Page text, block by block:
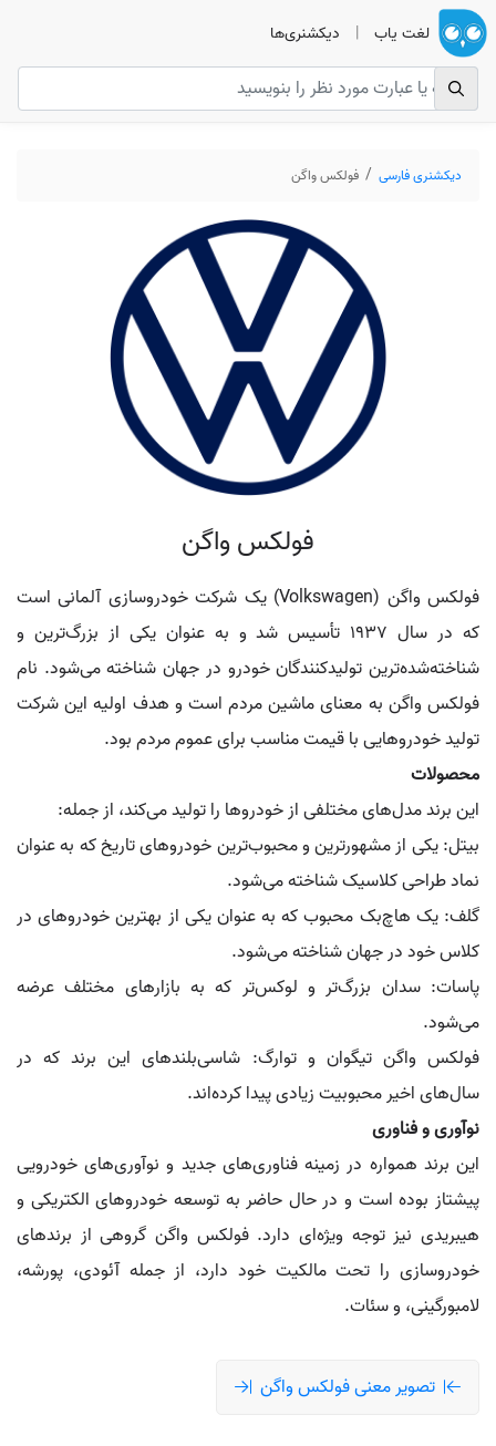
لغت یاب | دیکشنری‌ها
دیکشنری فارسی فولکس واگن
فولکس واگن
فولکس واگن (Volkswagen) یک شرکت خودروسازی آلمانی است
که در سال 1937 تأسیس شد و به عنوان یکی از بزرگ‌ترین و
شناخته‌شده‌ترین تولیدکنندگان خودرو در جهان شناخته می‌شود. نام
فولکس واگن به معنای ماشین مردم است و هدف اولیه این شرکت
تولید خودروهایی با قیمت مناسب برای عموم مردم بود.
محصولات
این برند مدل‌های مختلفی از خودروها را تولید می‌کند، از جمله:
بیتل: یکی از مشهورترین و محبوب‌ترین خودروهای تاریخ که به عنوان
نماد طراحی کلاسیک شناخته می‌شود.
گلف: یک هاچ‌بک محبوب که به عنوان یکی از بهترین خودروهای در
کلاس خود در جهان شناخته می‌شود.
پاسات: سدان بزرگ‌تر و لوکس‌تر که به بازارهای مختلف عرضه
می‌شود.
فولکس واگن تیگوان و توارگ: شاسی‌بلندهای این برند که در
سال‌های اخیر محبوبیت زیادی پیدا کرده‌اند.
نوآوری و فناوری
این برند همواره در زمینه فناوری‌های جدید و نوآوری‌های خودرویی
پیشتاز بوده است و در حال حاضر به توسعه خودروهای الکتریکی و
هیبریدی نیز توجه ویژه‌ای دارد. فولکس واگن گروهی از برندهای
خودروسازی را تحت مالکیت خود دارد، از جمله آئودی، پورشه،
لامبورگینی، و سئات.
تصویر معنی فولکس واگن